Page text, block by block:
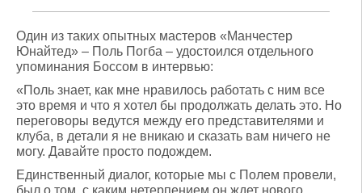
Один из таких опытных мастеров «Манчестер
Юнайтед» – Поль Погба – удостоился отдельного
упоминания Боссом в интервью:
«Поль знает, как мне нравилось работать с ним все
это время и что я хотел бы продолжать делать это. Но
переговоры ведутся между его представителями и
клуба, в детали я не вникаю и сказать вам ничего не
могу. Давайте просто подождем.
Единственный диалог, которые мы с Полем провели,
был о том, с каким нетерпением он ждет нового